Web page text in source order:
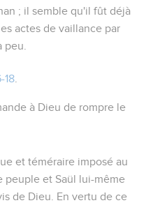
; il semble qu'il fût déjà
actes de vaillance par
peu.
18
à Dieu de rompre le
et téméraire imposé au
peuple et Saül lui-même
de Dieu. En vertu de ce